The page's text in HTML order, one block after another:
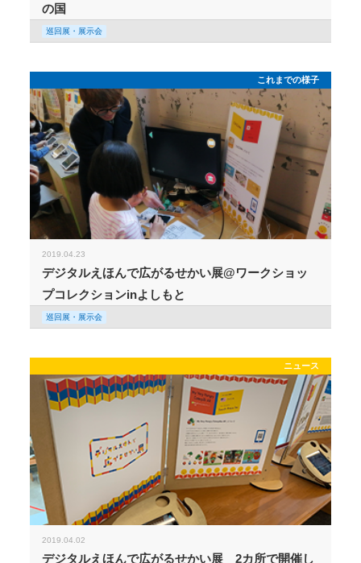
の国
巡回展・展示会
これまでの様子
2019.04.23
デジタルえほんで広がるせかい展@ワークショッ
プコレクションinよしもと
巡回展・展示会
ニュース
2019.04.02
デジタルえほんで広がるせかい展 2カ所で開催し